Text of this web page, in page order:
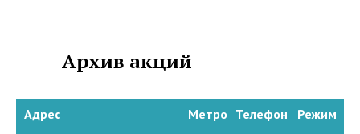
Архив акций
Адрес Метро Телефон
Режим